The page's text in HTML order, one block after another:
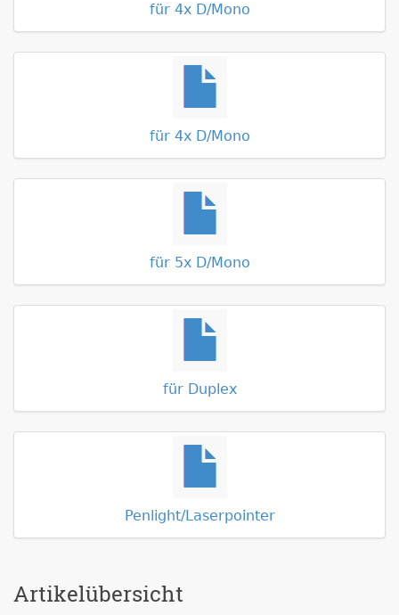
für 4x D/Mono
für 4x D/Mono
für 5x D/Mono
für Duplex
Penlight/Laserpointer
Artikelübersicht